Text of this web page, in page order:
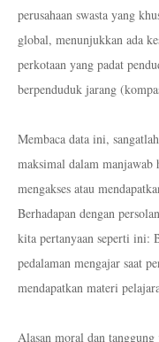
perusahaan swasta yang
global, menunjukkan ada
perkotaan yang padat
berpenduduk jarang
Membaca data ini,
maksimal dalam manjawab
mengakses atau
Berhadapan dengan
kita pertanyaan seperti ini:
pedalaman mengajar saat
mendapatkan materi
Alasan moral dan